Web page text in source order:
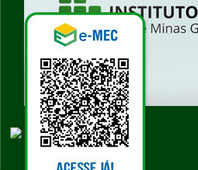
Vídeo Institucional